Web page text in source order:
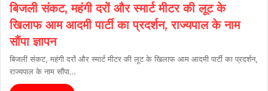
बिजली संकट, महंगी दरों और स्मार्ट मीटर की लूट के
खिलाफ आम आदमी पार्टी का प्रदर्शन, राज्यपाल के नाम
सौंपा ज्ञापन
बिजली संकट, महंगी दरों और स्मार्ट मीटर की लूट के खिलाफ आम आदमी पार्टी का प्रदर्शन,
राज्यपाल के नाम सौंपा…